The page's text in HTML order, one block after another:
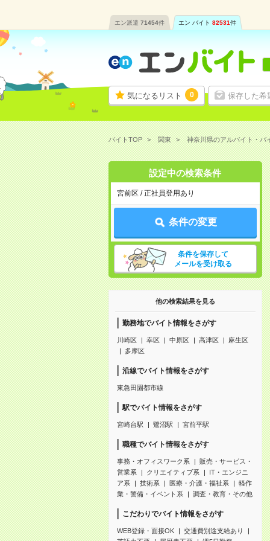
エン派遣 71454件 エン バイト 82531件
気になるリスト 0 保存した希
バイトTOP 関東 神奈川県のアルバイト・バ
設定中の検索条件
宮前区 / 正社員登用あり
条件の変更
条件を保存して
メールを受け取る
他の検索結果を見る
勤務地でバイト情報をさがす
川崎区 幸区 中原区 高津区
麻生区
多摩区
沿線でバイト情報をさがす
東急田園都市線
駅でバイト情報をさがす
宮崎台駅 鷺沼駅 宮前平駅
職種でバイト情報をさがす
事務・オフィスワーク系
販売・サービス・
営業系
クリエイティブ系
IT・エンジニ
ア系
技術系 医療・介護・福祉系
軽作
業・警備・イベント系
調査・教育・その他
こだわりでバイト情報をさがす
WEB登録・面接OK
交通費別途支給あり